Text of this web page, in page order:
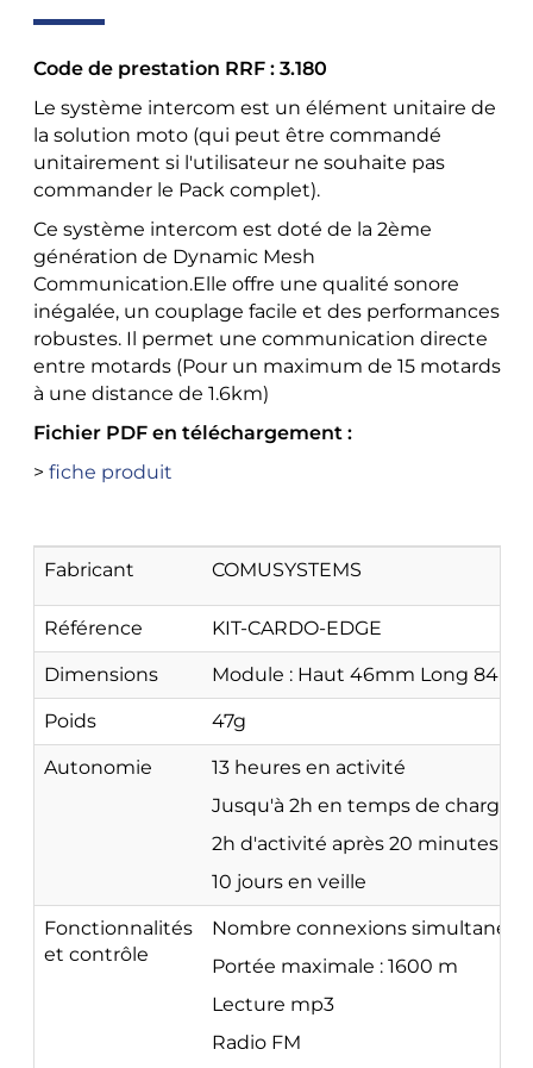
Code de prestation RRF : 3.180
Le système intercom est un élément unitaire de
la solution moto (qui peut être commandé
unitairement si l'utilisateur ne souhaite pas
commander le Pack complet).
Ce système intercom est doté de la 2ème
génération de Dynamic Mesh
Communication.Elle offre une qualité sonore
inégalée, un couplage facile et des performances
robustes. Il permet une communication directe
entre motards (Pour un maximum de 15 motards
à une distance de 1.6km)
Fichier PDF en téléchargement :
> fiche produit
Fabricant COMUSYSTEMS
Référence KIT-CARDO-EDGE
Dimensions Module : Haut 46mm Long 84
Poids 47g
Autonomie
13 heures en activité
Jusqu'à 2h en temps de charge
2h d'activité après 20 minutes de
10 jours en veille
Fonctionnalités
et contrôle
Nombre connexions simultanées
Portée maximale : 1600 m
Lecture mp3
Radio FM